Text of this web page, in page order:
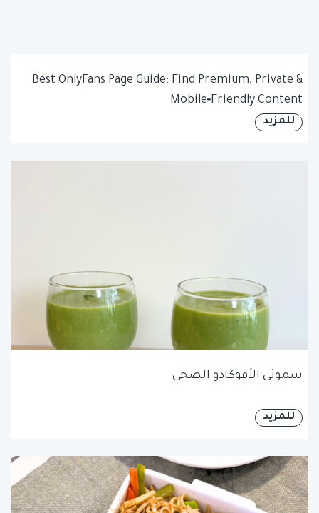
Best OnlyFans Page Guide: Find Premium, Private &
Mobile‑Friendly Content
للمزيد
سموثي الأفوكادو الصحي
للمزيد